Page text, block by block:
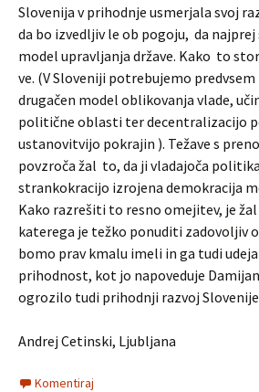
Slovenija v prihodnje usmerjala svoj
da bo izvedljiv le ob pogoju, da
model upravljanja države. Kako to
ve. (V Sloveniji potrebujemo
drugačen model oblikovanja vlade,
politične oblasti ter decentralizacijo
ustanovitvijo pokrajin ). Težave s
povzroča žal to, da ji vladajoča
strankokracijo izrojena demokracija
Kako razrešiti to resno omejitev, je žal
katerega je težko ponuditi zadovoljiv
bomo prav kmalu imeli in ga tudi
prihodnost, kot jo napoveduje
ogrozilo tudi prihodnji razvoj
Andrej Cetinski, Ljubljana
Komentiraj